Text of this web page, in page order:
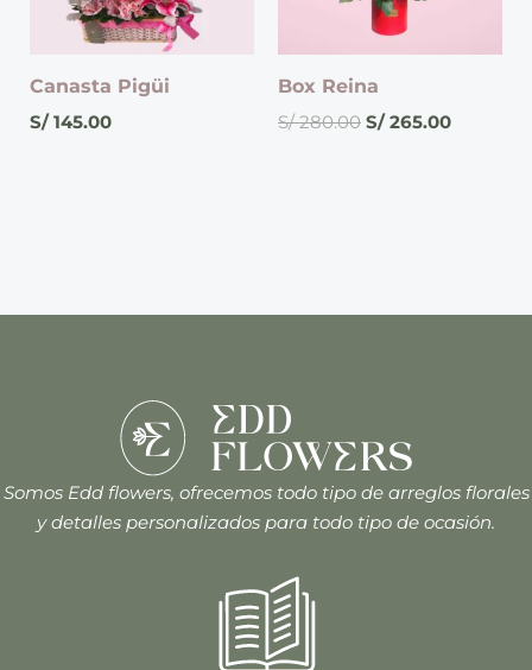
Canasta Pigüi
S/145.00
Box Reina
S/280.00 S/265.00
Somos Edd flowers, ofrecemos todo tipo de arreglos florales
y detalles personalizados para todo tipo de ocasión.